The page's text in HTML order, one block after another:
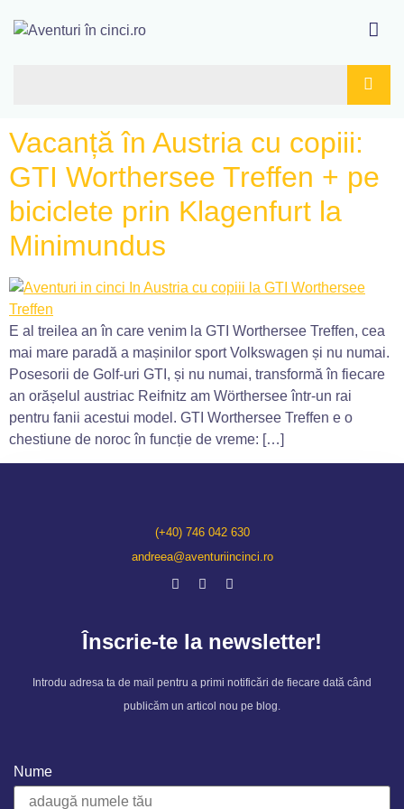
Vacanță în Austria cu copiii:
GTI Worthersee Treffen + pe
biciclete prin Klagenfurt la
Minimundus
E al treilea an în care venim la GTI Worthersee Treffen, cea
mai mare paradă a mașinilor sport Volkswagen și nu numai.
Posesorii de Golf-uri GTI, și nu numai, transformă în fiecare
an orășelul austriac Reifnitz am Wörthersee într-un rai
pentru fanii acestui model. GTI Worthersee Treffen e o
chestiune de noroc în funcție de vreme: […]
(+40) 746 042 630
andreea@aventuriincinci.ro
Înscrie-te la newsletter!
Introdu adresa ta de mail pentru a primi notificări de fiecare dată când
publicăm un articol nou pe blog.
Nume